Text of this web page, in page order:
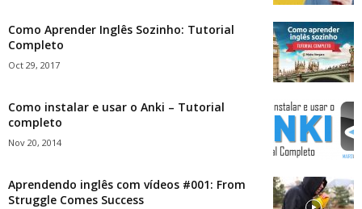
Como Aprender Inglês Sozinho: Tutorial
Completo
Oct 29, 2017
Como instalar e usar o Anki – Tutorial
completo
Nov 20, 2014
Aprendendo inglês com vídeos #001: From
Struggle Comes Success